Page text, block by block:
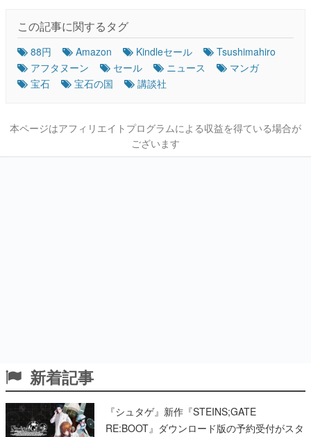
この記事に関するタグ
88円 Amazon Kindleセール
Tsushimahiro
アフタヌーン
セール ニュース
マンガ
宝石
宝石の国 講談社
本ページはアフィリエイトプログラムによる収益を得ている場合が
ございます
新着記事
『シュタゲ』新作『STEINS;GATE
RE:BOOT』ダウンロード版の予約受付がスタ